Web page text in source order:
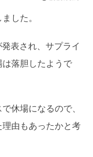
した。
表され、サプライ
落胆したようで
休場になるので、
由もあったかと考